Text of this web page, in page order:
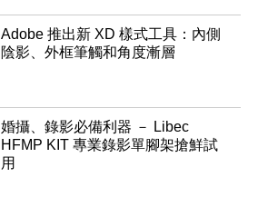
Adobe 推出新 XD 樣式工具：內側
陰影、外框筆觸和角度漸層
婚攝、錄影必備利器 － Libec
HFMP KIT 專業錄影單腳架搶鮮試
用